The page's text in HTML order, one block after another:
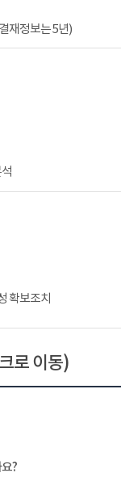
재정보는 5년)
확보조치
로 이동)
?